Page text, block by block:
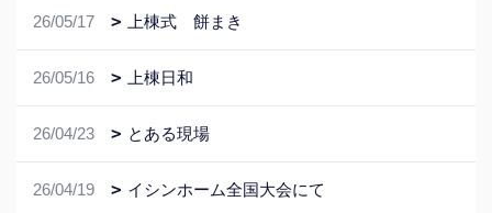
26/05/17 上棟式 餅まき
26/05/16 上棟日和
26/04/23 とある現場
26/04/19 イシンホーム全国大会にて